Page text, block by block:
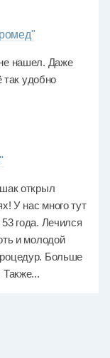
нашел. Даже
так удобно
открыл
У нас много тут
года. Лечился
и молодой
Больше
Также...